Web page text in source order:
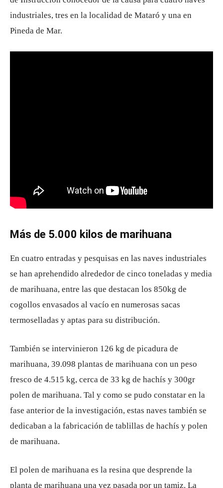
industriales, tres en la localidad de Mataró y una en
Pineda de Mar.
Más de 5.000 kilos de marihuana
En cuatro entradas y pesquisas en las naves industriales
se han aprehendido alrededor de cinco toneladas y media
de marihuana, entre las que destacan los 850kg de
cogollos envasados ​​al vacío en numerosas sacas
termoselladas y aptas para su distribución.
También se intervinieron 126 kg de picadura de
marihuana, 39.098 plantas de marihuana con un peso
fresco de 4.515 kg, cerca de 33 kg de hachís y 300gr
polen de marihuana. Tal y como se pudo constatar en la
fase anterior de la investigación, estas naves también se
dedicaban a la fabricación de tablillas de hachís y polen
de marihuana.
El polen de marihuana es la resina que desprende la
planta de marihuana una vez pasada por un tamiz. La